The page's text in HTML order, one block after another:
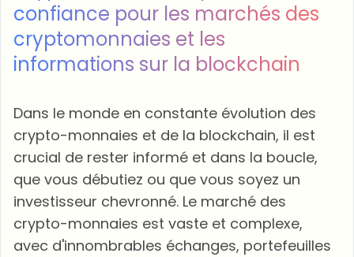
confiance pour les marchés des
cryptomonnaies et les
informations sur la blockchain
Dans le monde en constante évolution des
crypto-monnaies et de la blockchain, il est
crucial de rester informé et dans la boucle,
que vous débutiez ou que vous soyez un
investisseur chevronné. Le marché des
crypto-monnaies est vaste et complexe,
avec d'innombrables échanges, portefeuilles